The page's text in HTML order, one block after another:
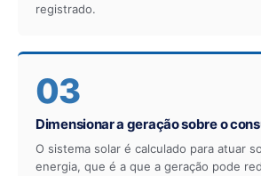
registrado.
03
Dimensionar a geração sobre o
O sistema solar é calculado para atuar
energia, que é a que a geração pode